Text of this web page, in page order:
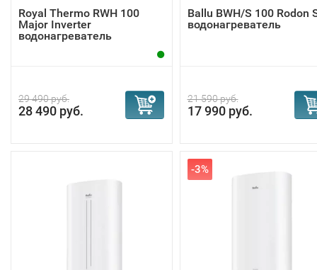
Royal Thermo RWH 100
Major Inverter
водонагреватель
29 490 руб.
28 490 руб.
Ballu BWH/S 100 Rodon
водонагреватель
21 590 руб.
17 990 руб.
-3%